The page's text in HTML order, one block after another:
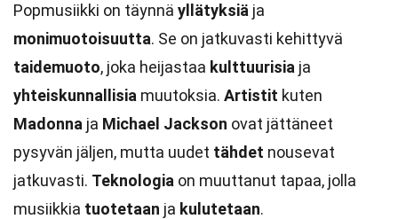
Popmusiikki on täynnä yllätyksiä ja
monimuotoisuutta. Se on jatkuvasti kehittyvä
taidemuoto, joka heijastaa kulttuurisia ja
yhteiskunnallisia muutoksia. Artistit kuten
Madonna ja Michael Jackson ovat jättäneet
pysyvän jäljen, mutta uudet tähdet nousevat
jatkuvasti. Teknologia on muuttanut tapaa, jolla
musiikkia tuotetaan ja kulutetaan.